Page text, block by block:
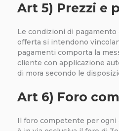
Art 5) Prezzi e
Le condizioni di
offerta si intendono
pagamenti comporta la
cliente con applicazione
di mora secondo le
Art 6) Foro
Il foro competente per ogni